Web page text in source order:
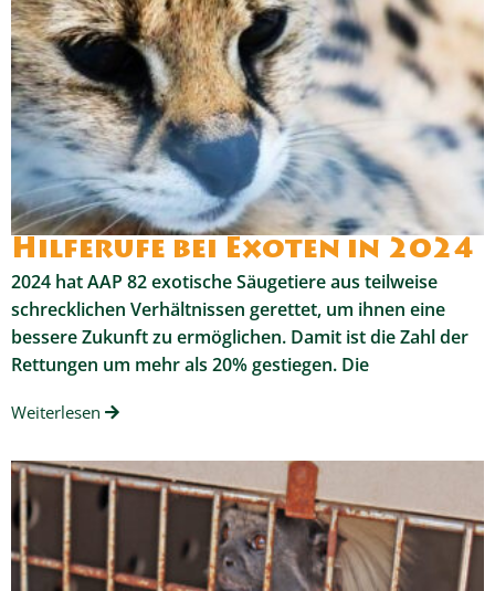
Hilferufe bei Exoten in 2024
2024 hat AAP 82 exotische Säugetiere aus teilweise
schrecklichen Verhältnissen gerettet, um ihnen eine
bessere Zukunft zu ermöglichen. Damit ist die Zahl der
Rettungen um mehr als 20% gestiegen. Die
Weiterlesen